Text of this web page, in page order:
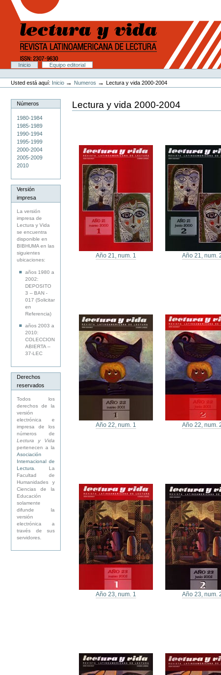
Cambiar
contenido.
navegación
Secciones
Inicio
Equipo editorial
Herramientas
Personales
Usted está aquí: Inicio → Numeros →Lectura y vida 2000-2004
Números
1980-1984
1985-1989
1990-1994
1995-1999
2000-2004
2005-2009
2010
Versión
impresa
La versión
impresa de
Lectura y Vida
se encuentra
disponible en
BIBHUMA en las
siguientes
ubicaciones:
años 1980 a
2002:
DEPOSITO
3 -- BAN -
017 (Solicitar
en
Referencia)
años 2003 a
2010:
COLECCION
ABIERTA --
37-LEC
Derechos
reservados
Todos los
derechos de la
versión
electrónica e
impresa de los
números de
Lectura y Vida
pertenecen a la
Asociación
Internacional de
Lectura
. La
Facultad de
Humanidades y
Ciencias de la
Educación
solamente
difunde la
versión
electrónica a
través de sus
servidores.
Lectura y vida 2000-2004
Año 21, num. 1 Año 21, num.
Año 22, num. 1 Año 22, num.
Año 23, num. 1 Año 23, num.